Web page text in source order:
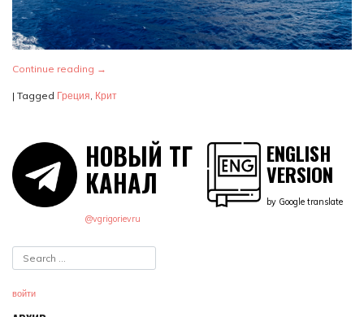
Continue reading →
| Tagged Греция, Крит
НОВЫЙ ТГ
КАНАЛ
@vgrigorievru
ENGLISH
VERSION
by Google translate
войти